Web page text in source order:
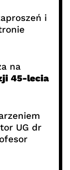
i
na
45-lecia
UG dr